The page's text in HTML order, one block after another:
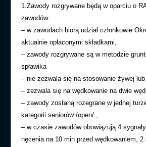
1.Zawody rozgrywane będą w oparciu o
zawodów:
– w zawodach biorą udział członkowie
aktualnie opłaconymi składkami,
– zawody rozgrywane są w metodzie
spławika
– nie zezwala się na stosowanie żywej
– zezwala się na wędkowanie na dwie
– zawody zostaną rozegrane w jednej
kategorii seniorów /open/.,
– w czasie zawodów obowiązują 4
nęcenia na 10 min przed wędkowaniem, 2